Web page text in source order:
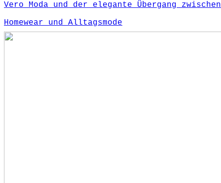
Vero Moda und der elegante Übergang zwischen
Homewear und Alltagsmode